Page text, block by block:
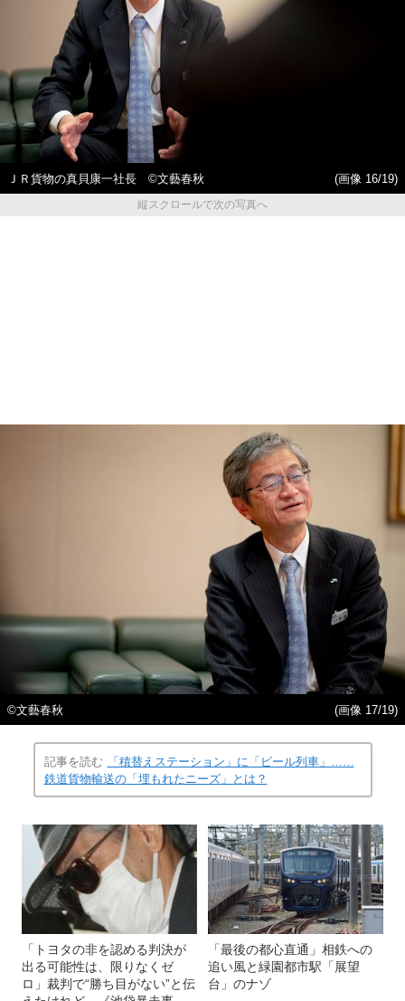
ＪＲ貨物の真貝康一社長 ©文藝春秋
(画像 16/19)
縦スクロールで次の写真へ
©文藝春秋 (画像 17/19)
記事を読む
「積替えステーション」に「ビール列車」……
鉄道貨物輸送の「埋もれたニーズ」とは？
「トヨタの非を認める判決が
出る可能性は、限りなくゼ
ロ」裁判で“勝ち目がない”と伝
「最後の都心直通」相鉄への
追い風と緑園都市駅「展望
台」のナゾ